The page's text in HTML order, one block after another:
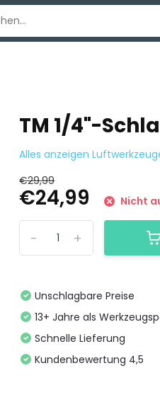
TM 1/4"-
Alles anzeigen
€29,99
€24,99 Nicht
+
-
Unschlagbare Preise
13+ Jahre als
Schnelle Lieferung
Kundenbewertung 4,5